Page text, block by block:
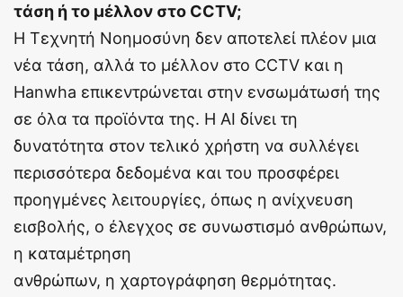
τάση ή το μέλλον στο CCTV;
Η Τεχνητή Νοημοσύνη δεν αποτελεί πλέον μια
νέα τάση, αλλά το μέλλον στο CCTV και η
Hanwha επικεντρώνεται στην ενσωμάτωσή της
σε όλα τα προϊόντα της. Η ΑΙ δίνει τη
δυνατότητα στον τελικό χρήστη να συλλέγει
περισσότερα δεδομένα και του προσφέρει
προηγμένες λειτουργίες, όπως η ανίχνευση
εισβολής, ο έλεγχος σε συνωστισμό ανθρώπων,
η καταμέτρηση
ανθρώπων, η χαρτογράφηση θερμότητας.